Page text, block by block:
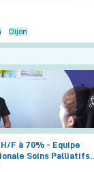
Dijon
H/F à 70% - Equipe
Soins Palliatifs…